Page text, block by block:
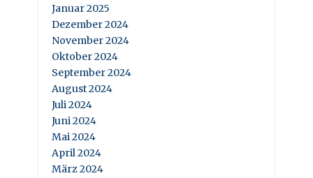
Januar 2025
Dezember 2024
November 2024
Oktober 2024
September 2024
August 2024
Juli 2024
Juni 2024
Mai 2024
April 2024
März 2024